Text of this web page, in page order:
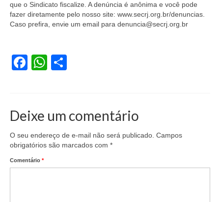
Refeitórios
Dependentes
Benefício Social Familiar
Notícias
Vídeos
que o Sindicato fiscalize. A denúncia é anônima e você pode
fazer diretamente pelo nosso site: www.secrj.org.br/denuncias
Caso prefira, envie um email para denuncia@secrj.org.br
Facebook
WhatsApp
Deixe um comentário
O seu endereço de e-mail não será publicado. Campos
obrigatórios são marcados com *
Comentário *